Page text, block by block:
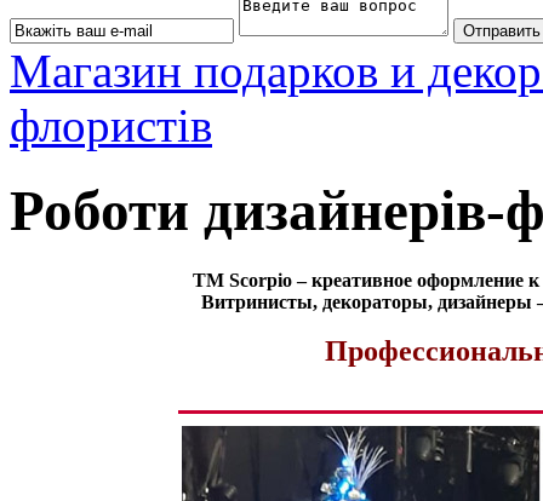
Магазин подарков и
флористів
Роботи дизайнерів-
ТМ Scorpio – креативное оформление к
Витринисты, декораторы, дизайнеры